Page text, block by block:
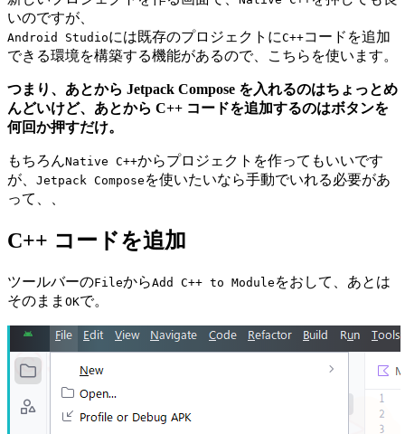
いのですが、
Android Studioには既存のプロジェクトにC++コードを追加
できる環境を構築する機能があるので、こちらを使います。
つまり、あとから Jetpack Compose を入れるのはちょっとめ
んどいけど、あとから C++ コードを追加するのはボタンを
何回か押すだけ。
もちろんNative C++からプロジェクトを作ってもいいです
が、 Jetpack Compose を使いたいなら手動でいれる必要があ
って、、
C++ コードを追加
ツールバーのFileからAdd C++ to Module をおして、あとは
そのまま OKで。